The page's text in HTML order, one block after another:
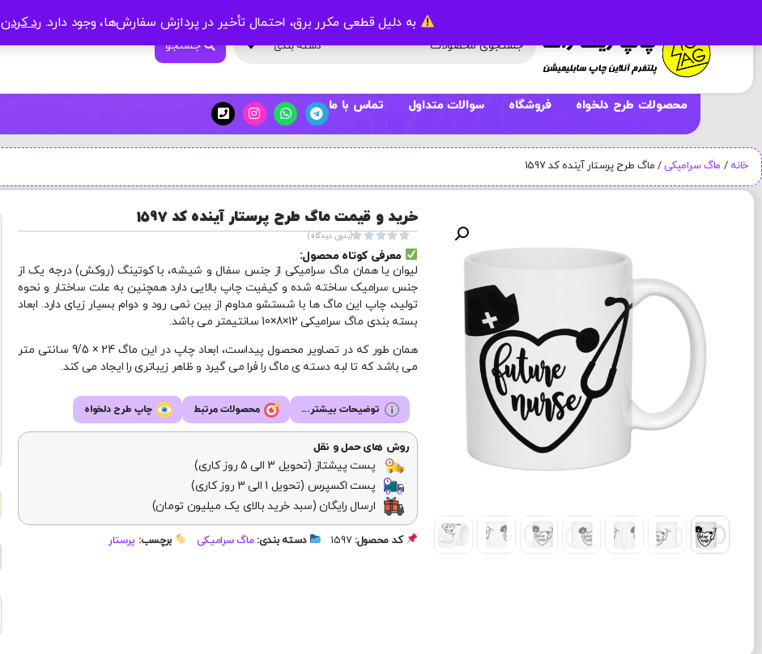
به دلیل قطعی مکرر برق، احتمال تأخیر در پردازش سفارش‌ها، وجود دارد. رد کردن
دسته بندی جستجو
محصولات طرح دلخواه فروشگاه سوالات متداول تماس با ما
خانه / ماگ سرامیکی/ ماگ طرح پرستار آینده کد 1597
خرید و قیمت ماگ طرح پرستار آینده کد 1597




(بدون دیدگاه)
معرفی کوتاه محصول:
لیوان یا همان ماگ سرامیکی از جنس سفال و شیشه، با کوتینگ (روکش) درجه یک از
جنس سرامیک ساخته شده و کیفیت چاپ بالایی دارد همچنین به علت ساختار و نحوه
تولید، چاپ این ماگ ها با شستشو مداوم از بین نمی رود و دوام بسیار زیای دارد. ابعاد
بسته بندی ماگ سرامیکی 12×8×10 سانتیمتر می باشد.
همان طور که در تصاویر محصول پیداست، ابعاد چاپ در این ماگ 24 × 9/5 سانتی متر
می باشد که تا لبه دسته ی ماگ را فرا می گیرد و ظاهر زیباتری را ایجاد می کند.
توضیحات بیشتر... محصولات مرتبط چاپ طرح دلخواه
روش های حمل و نقل
پست پیشتاز (تحویل 3 الی 5 روز کاری)
پست اکسپرس (تحویل 1 الی 3 روز کاری)
ارسال رایگان (سبد خرید بالای یک میلیون تومان)
کد محصول:1597 دسته بندی: ماگ سرامیکی برچسب: پرستار